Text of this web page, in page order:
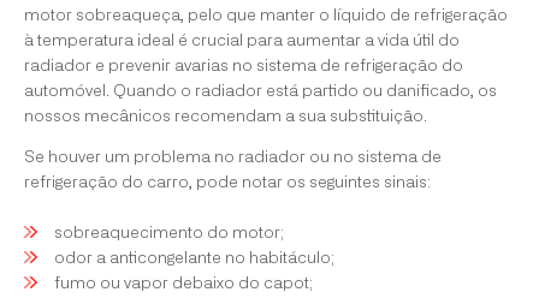
motor sobreaqueça, pelo que manter o líquido de refrigeração
à temperatura ideal é crucial para aumentar a vida útil do
radiador e prevenir avarias no sistema de refrigeração do
automóvel. Quando o radiador está partido ou danificado, os
nossos mecânicos recomendam a sua substituição.
Se houver um problema no radiador ou no sistema de
refrigeração do carro, pode notar os seguintes sinais:
sobreaquecimento do motor;
odor a anticongelante no habitáculo;
fumo ou vapor debaixo do capot;